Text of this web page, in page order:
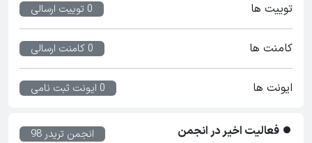
توییت ها 0 توییت ارسالی
کامنت ها 0 کامنت ارسالی
ایونت ها 0 ایونت ثبت نامی
فعالیت اخیر در انجمن انجمن تریدر 98